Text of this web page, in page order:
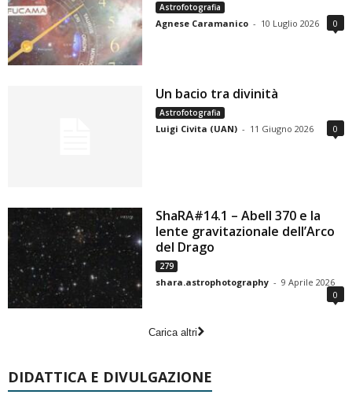
Astrofotografia
Agnese Caramanico - 10 Luglio 2026 0
Un bacio tra divinità
Astrofotografia
Luigi Civita (UAN) - 11 Giugno 2026 0
ShaRA#14.1 – Abell 370 e la
lente gravitazionale dell’Arco
del Drago
279
shara.astrophotography - 9 Aprile 2026
0
Carica altri
DIDATTICA E DIVULGAZIONE